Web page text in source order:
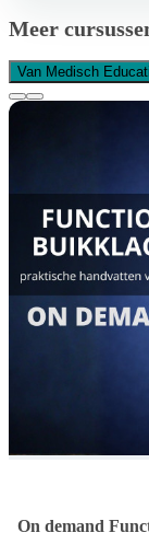
Meer
Van Medisch
On demand